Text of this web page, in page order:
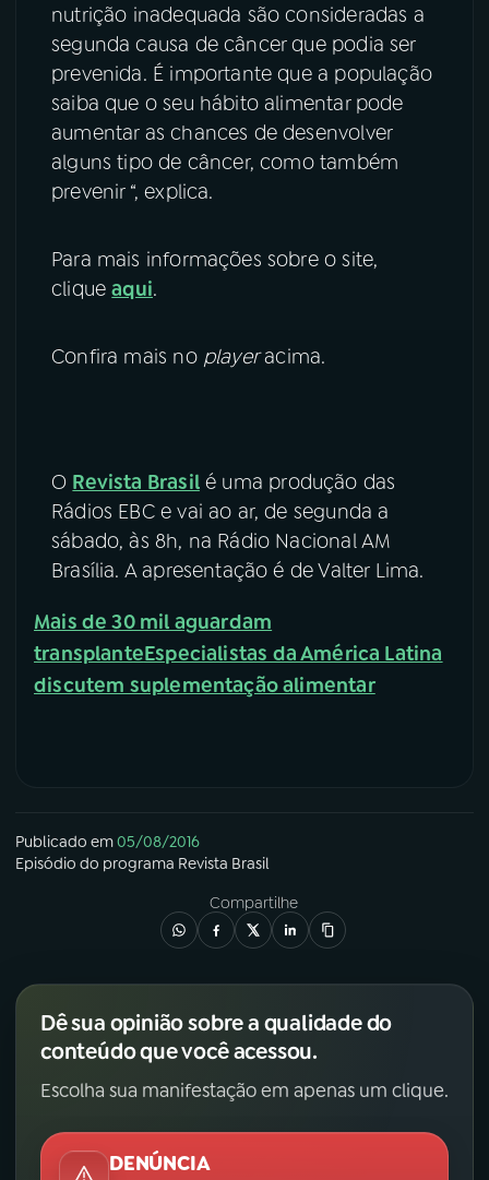
nutrição inadequada são consideradas a
segunda causa de câncer que podia ser
prevenida. É importante que a população
saiba que o seu hábito alimentar pode
aumentar as chances de desenvolver
alguns tipo de câncer, como também
prevenir “, explica.
Para mais informações sobre o site,
cliqueaqui.
Confira mais no playeracima.
O Revista Brasilé uma produção das
Rádios EBC e vai ao ar, de segunda a
sábado, às 8h, na Rádio Nacional AM
Brasília. A apresentação é de Valter Lima.
Mais de 30 mil aguardam
transplanteEspecialistas da América Latina
discutem suplementação alimentar
Publicado em05/08/2016
Episódio do programa Revista Brasil
Compartilhe
Dê sua opinião sobre a qualidade do
conteúdo que você acessou.
Escolha sua manifestação em apenas um clique.
DENÚNCIA